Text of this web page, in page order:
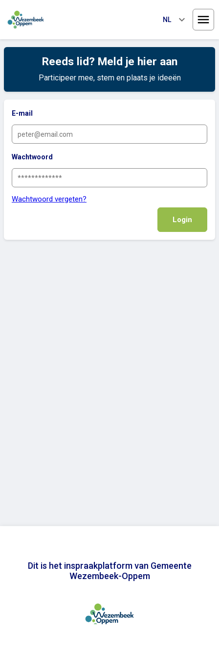
NL keyboard_arrow_down
Reeds lid? Meld je hier aan
Participeer mee, stem en plaats je ideeën
E-mail
Wachtwoord
Wachtwoord vergeten?
Login
Dit is het inspraakplatform van Gemeente
Wezembeek-Oppem